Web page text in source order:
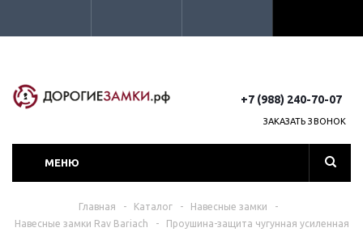
+7 (988) 240-70-07
ЗАКАЗАТЬ ЗВОНОК
МЕНЮ
Главная - Каталог - Навесные замки
-
Навесные замки Rav Bariach
-
Проушина-защита чугунная усиленная